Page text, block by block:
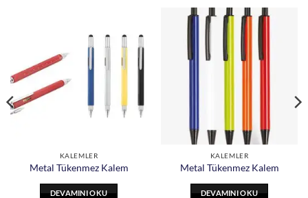
KALEMLER
Metal Tükenmez Kalem
DEVAMINI OKU
KALEMLER
Metal Tükenmez Kalem
DEVAMINI OKU